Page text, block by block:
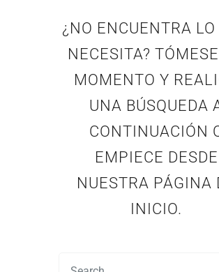
¿NO ENCUENTRA LO
NECESITA?
MOMENTO Y
UNA BÚSQUEDA
CONTINUACIÓN
EMPIECE DESDE
NUESTRA PÁGINA
INICIO.